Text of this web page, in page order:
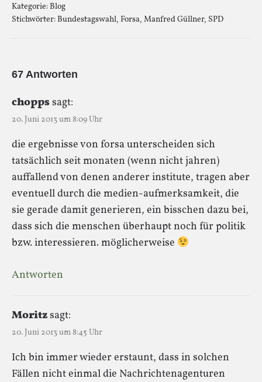
Kategorie:Blog
Stichwörter:Bundestagswahl, Forsa, Manfred Güllner, SPD
67 Antworten
choppssagt:
20. Juni 2013 um 8:09 Uhr
die ergebnisse von forsa unterscheiden sich
tatsächlich seit monaten (wenn nicht jahren)
auffallend von denen anderer institute, tragen aber
eventuell durch die medien-aufmerksamkeit, die
sie gerade damit generieren, ein bisschen dazu bei,
dass sich die menschen überhaupt noch für politik
bzw. interessieren. möglicherweise
Antworten
Moritzsagt:
20. Juni 2013 um 8:45 Uhr
Ich bin immer wieder erstaunt, dass in solchen
Fällen nicht einmal die Nachrichtenagenturen